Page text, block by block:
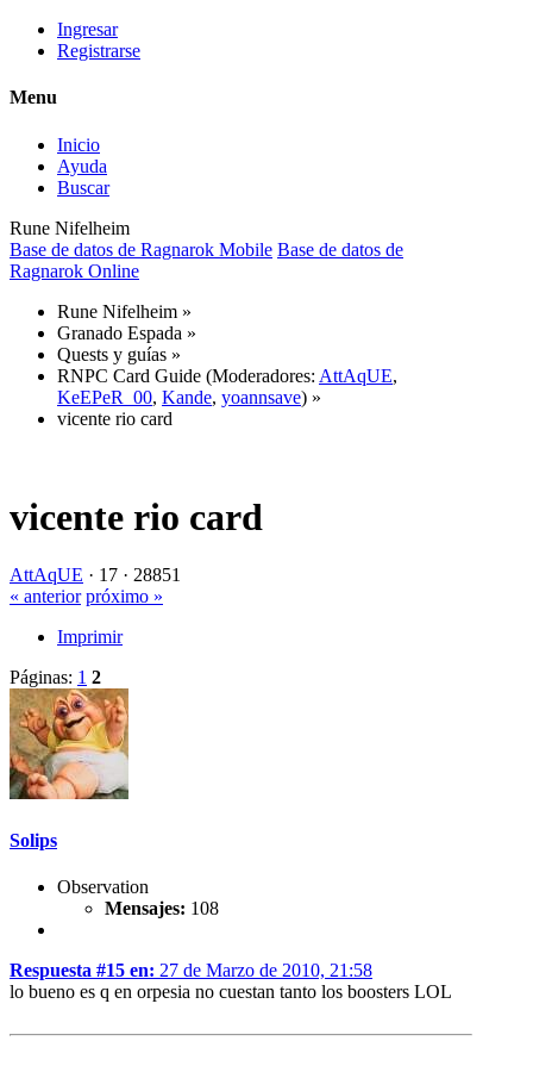
Ingresar
Registrarse
Menu
Inicio
Ayuda
Buscar
Rune Nifelheim
Base de datos de Ragnarok Mobile Base de datos de
Ragnarok Online
Rune Nifelheim »
Granado Espada »
Quests y guías »
RNPC Card Guide (Moderadores: AttAqUE,
KeEPeR_00, Kande, yoannsave) »
vicente rio card
vicente rio card
AttAqUE · 17 · 28851
« anterior próximo »
Imprimir
Páginas: 1 2
Solips
Observation
Mensajes: 108
Respuesta #15 en: 27 de Marzo de 2010, 21:58
lo bueno es q en orpesia no cuestan tanto los boosters LOL